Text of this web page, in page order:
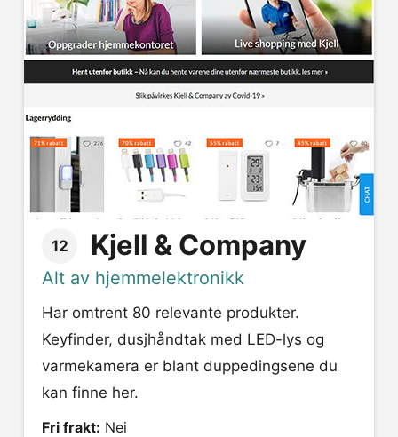
12 Kjell & Company
Alt av hjemmelektronikk
Har omtrent 80 relevante produkter.
Keyfinder, dusjhåndtak med LED-lys og
varmekamera er blant duppedingsene du
kan finne her.
Fri frakt: Nei